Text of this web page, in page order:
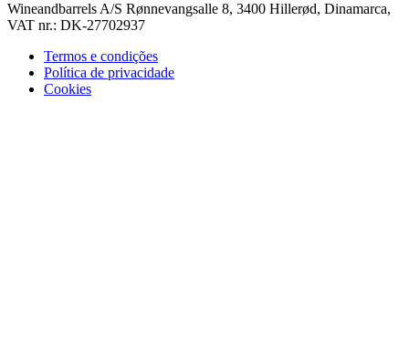
Wineandbarrels A/S Rønnevangsalle 8, 3400 Hillerød, Dinamarca,
VAT nr.: DK-27702937
Termos e condições
Política de privacidade
Cookies